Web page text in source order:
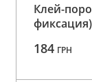
Клей-
фиксация)
184 ГРН